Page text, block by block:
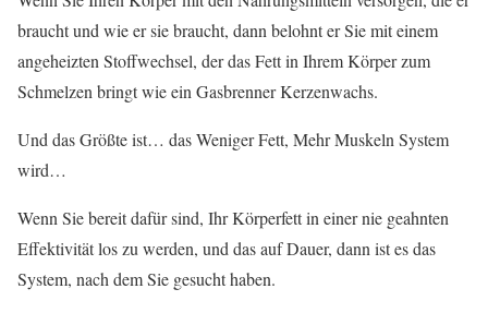
braucht und wie er sie braucht, dann belohnt er Sie mit einem
angeheizten Stoffwechsel, der das Fett in Ihrem Körper zum
Schmelzen bringt wie ein Gasbrenner Kerzenwachs.
Und das Größte ist… das Weniger Fett, Mehr Muskeln System
wird…
Wenn Sie bereit dafür sind, Ihr Körperfett in einer nie geahnten
Effektivität los zu werden, und das auf Dauer, dann ist es das
System, nach dem Sie gesucht haben.